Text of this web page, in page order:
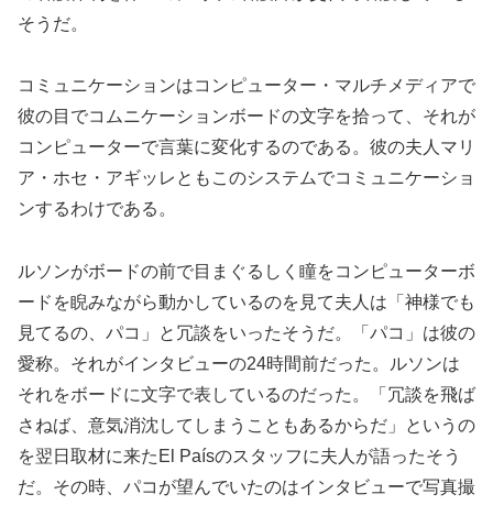
そうだ。
コミュニケーションはコンピューター・マルチメディアで
彼の目でコムニケーションボードの文字を拾って、それが
コンピューターで言葉に変化するのである。彼の夫人マリ
ア・ホセ・アギッレともこのシステムでコミュニケーショ
ンするわけである。
ルソンがボードの前で目まぐるしく瞳をコンピューターボ
ードを睨みながら動かしているのを見て夫人は「神様でも
見てるの、パコ」と冗談をいったそうだ。「パコ」は彼の
愛称。それがインタビューの24時間前だった。ルソンは
それをボードに文字で表しているのだった。「冗談を飛ば
さねば、意気消沈してしまうこともあるからだ」というの
を翌日取材に来たEl Paísのスタッフに夫人が語ったそう
だ。その時、パコが望んでいたのはインタビューで写真撮